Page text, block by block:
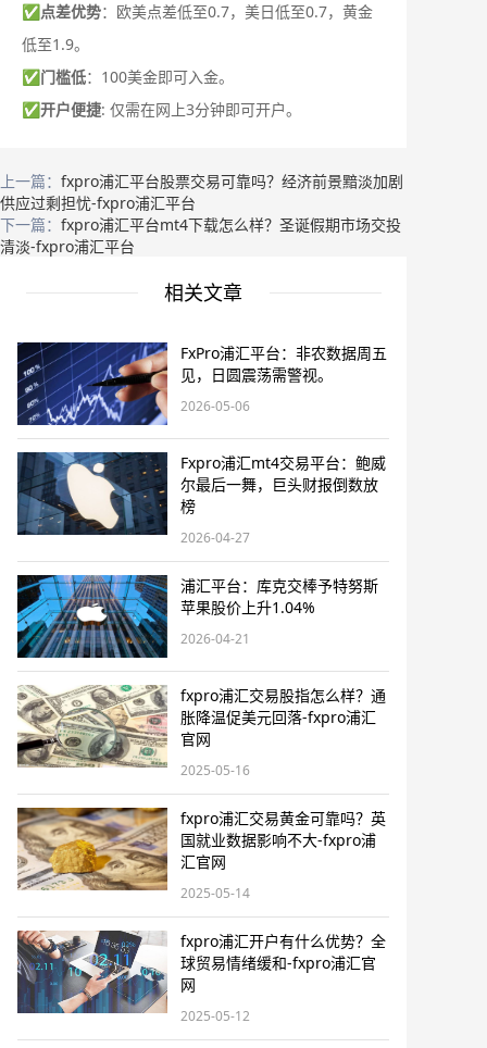
✅点差优势：欧美点差低至0.7，美日低至0.7，黄金
低至1.9。
✅门槛低：100美金即可入金。
✅开户便捷: 仅需在网上3分钟即可开户。
上一篇： fxpro浦汇平台股票交易可靠吗？经济前景黯淡加剧
供应过剩担忧-fxpro浦汇平台
下一篇： fxpro浦汇平台mt4下载怎么样？圣诞假期市场交投
清淡-fxpro浦汇平台
相关文章
FxPro浦汇平台：非农数据周五
见，日圆震荡需警视。
2026-05-06
Fxpro浦汇mt4交易平台：鲍威
尔最后一舞，巨头财报倒数放
榜
2026-04-27
浦汇平台：库克交棒予特努斯
苹果股价上升1.04%
2026-04-21
fxpro浦汇交易股指怎么样？通
胀降温促美元回落-fxpro浦汇
官网
2025-05-16
fxpro浦汇交易黄金可靠吗？英
国就业数据影响不大-fxpro浦
汇官网
2025-05-14
fxpro浦汇开户有什么优势？全
球贸易情绪缓和-fxpro浦汇官
网
2025-05-12